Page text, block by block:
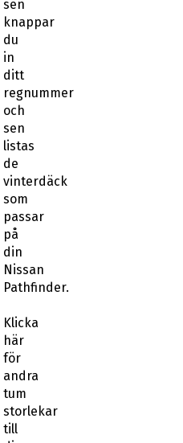
sen
knappar
du
in
ditt
regnummer
och
sen
listas
de
vinterdäck
som
passar
på
din
Nissan
Pathfinder.
Klicka
här
för
andra
tum
storlekar
till